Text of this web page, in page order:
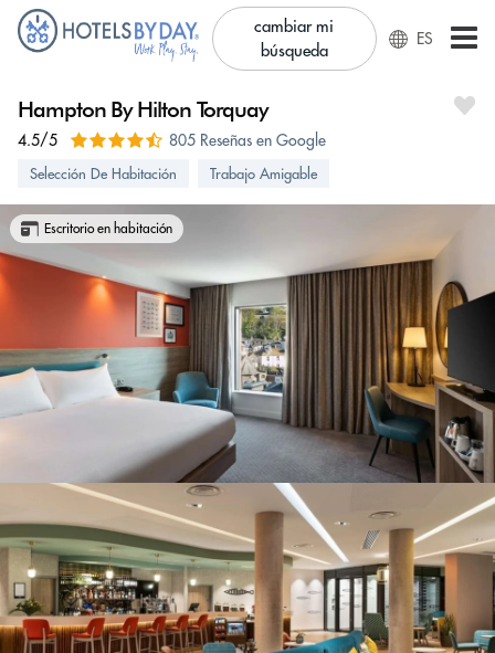
cambiar mi
búsqueda
ES
Hampton By Hilton Torquay
4.5/5 805 Reseñas en Google
Selección De Habitación Trabajo Amigable
Escritorio en habitación